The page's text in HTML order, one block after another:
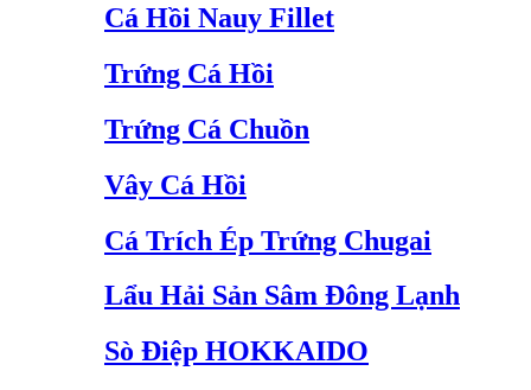
Cá Hồi Nauy Fillet
Trứng Cá Hồi
Trứng Cá Chuồn
Vây Cá Hồi
Cá Trích Ép Trứng Chugai
Lẩu Hải Sản Sâm Đông Lạnh
Sò Điệp HOKKAIDO